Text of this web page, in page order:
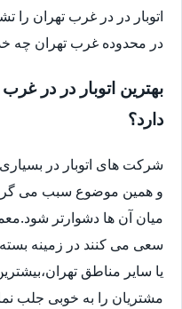
اتوبار در در غرب تهران را
در محدوده غرب تهران چه
بهترین اتوبار در در
دارد؟
شرکت های اتوبار در
و همین موضوع سبب می گردد
میان آن ها دشوارتر
سعی می کنند در زمینه
یا سایر مناطق
مشتریان را به خوبی جلب